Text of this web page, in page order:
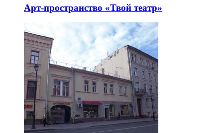
Арт-пространство «Твой театр»